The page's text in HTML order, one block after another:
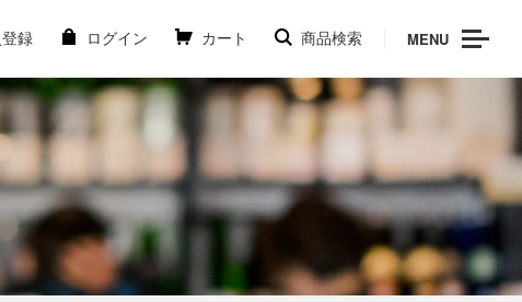
録 ログイン カート 商品検索 MENU